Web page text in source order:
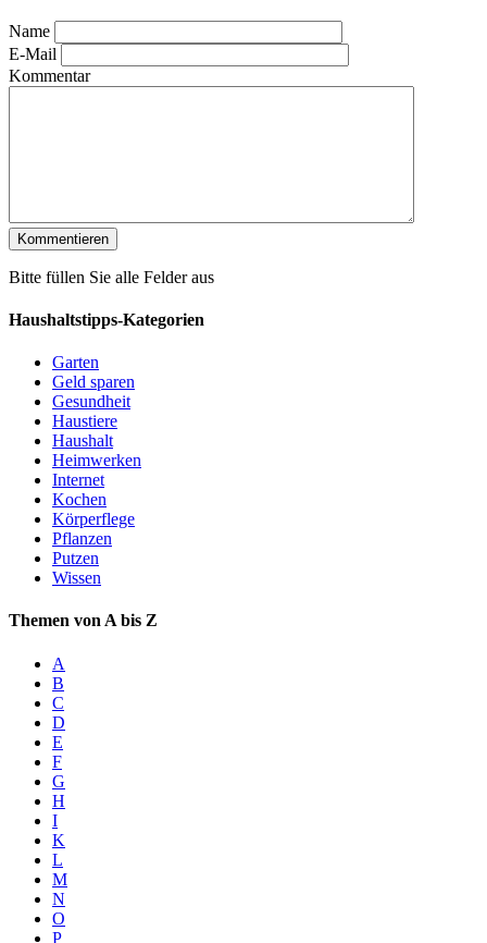
Name
E-Mail
Kommentar
Bitte füllen Sie alle Felder aus
Haushaltstipps-Kategorien
Garten
Geld sparen
Gesundheit
Haustiere
Haushalt
Heimwerken
Internet
Kochen
Körperflege
Pflanzen
Putzen
Wissen
Themen von A bis Z
A
B
C
D
E
F
G
H
I
K
L
M
N
O
P